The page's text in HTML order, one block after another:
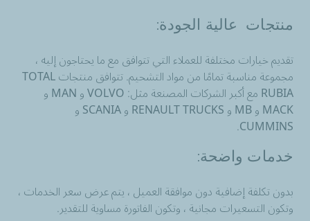
منتجات عالية الجودة:
تقديم خيارات مختلفة للعملاء التي تتوافق مع ما يحتاجون إليه ،
مجموعة مناسبة تمامًا من مواد التشحيم. تتوافق منتجات TOTAL
RUBIA مع أكبر الشركات المصنعة مثل: VOLVO و MAN و
MACK و MB و RENAULT TRUCKS و SCANIA و
CUMMINS.
خدمات واضحة:
بدون تكلفة إضافية دون موافقة العميل ، يتم عرض سعر الخدمات ،
وتكون التسعيرات مجانية ، وتكون الفاتورة مساوية للتقدير.